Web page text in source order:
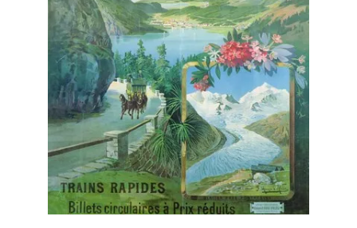
GÉNÉRALES
VENTE
MENTIONS
LÉGALES
POLITIQUE
CONFIDENTIALITÉ
JALONS
POUR